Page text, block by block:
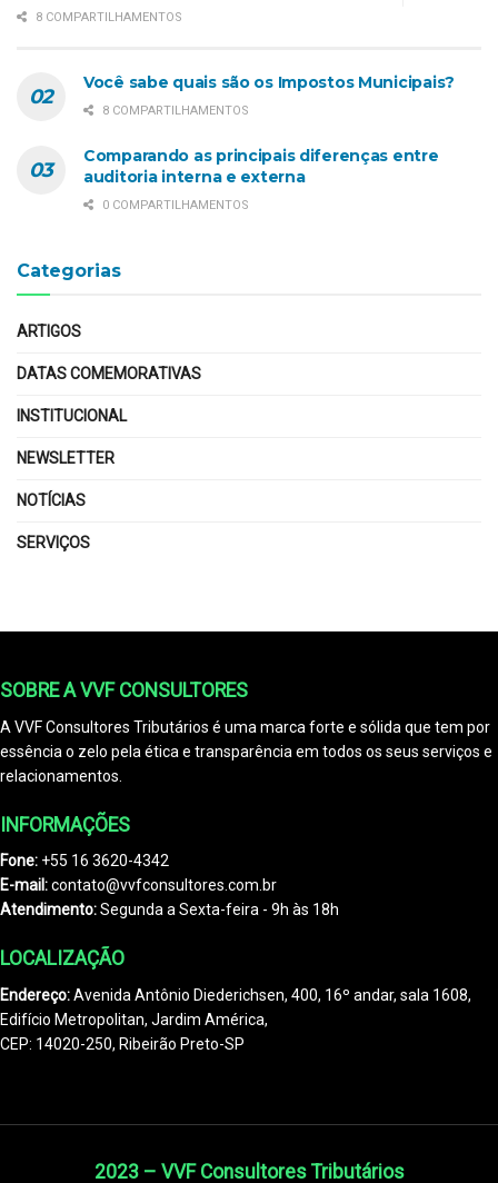
8 COMPARTILHAMENTOS
Você sabe quais são os Impostos Municipais?
8 COMPARTILHAMENTOS
Comparando as principais diferenças entre
auditoria interna e externa
0 COMPARTILHAMENTOS
Categorias
ARTIGOS
DATAS COMEMORATIVAS
INSTITUCIONAL
NEWSLETTER
NOTÍCIAS
SERVIÇOS
SOBRE A VVF CONSULTORES
A VVF Consultores Tributários é uma marca forte e sólida que tem por
essência o zelo pela ética e transparência em todos os seus serviços e
relacionamentos.
INFORMAÇÕES
Fone: +55 16 3620-4342
E-mail:contato@vvfconsultores.com.br
Atendimento:Segunda a Sexta-feira - 9h às 18h
LOCALIZAÇÃO
Endereço:Avenida Antônio Diederichsen, 400, 16º andar, sala 1608,
Edifício Metropolitan, Jardim América,
CEP: 14020-250, Ribeirão Preto-SP
2023 – VVF Consultores Tributários